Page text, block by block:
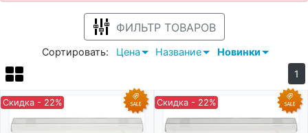
ФИЛЬТР ТОВАРОВ
Сортировать: Цена Название
Новинки
1
Скидка - 22% Скидка - 22%